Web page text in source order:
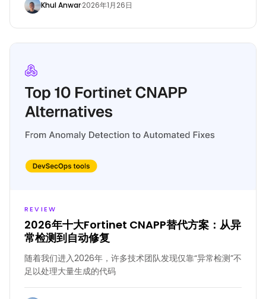
Khul Anwar·2026年1月26日
REVIEW
2026年十大Fortinet CNAPP替代方案：从异
常检测到自动修复
随着我们进入2026年，许多技术团队发现仅靠“异常检测”不
足以处理大量生成的代码